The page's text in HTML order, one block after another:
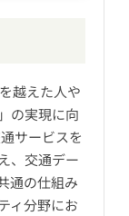
越えた人や
の実現に向
サービスを
、交通デー
通の仕組み
ィ分野にお